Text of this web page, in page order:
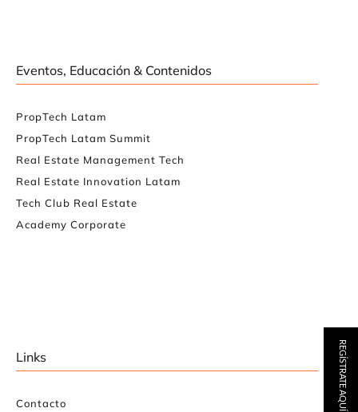
Eventos, Educación & Contenidos
PropTech Latam
PropTech Latam Summit
Real Estate Management Tech
Real Estate Innovation Latam
Tech Club Real Estate
Academy Corporate
Links
Contacto
REGÍSTRATE AQUÍ